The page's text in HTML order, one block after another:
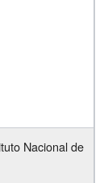
Nacional de